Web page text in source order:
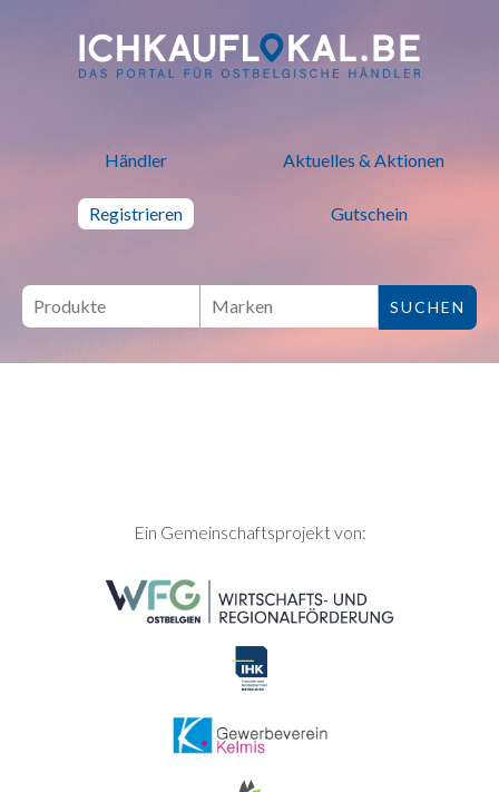
ich kauf lokal - Bei lokalen
Händler Aktuelles & Aktionen
Registrieren Gutschein
SEITENFUSSEin Gemeinschaftsprojekt von: